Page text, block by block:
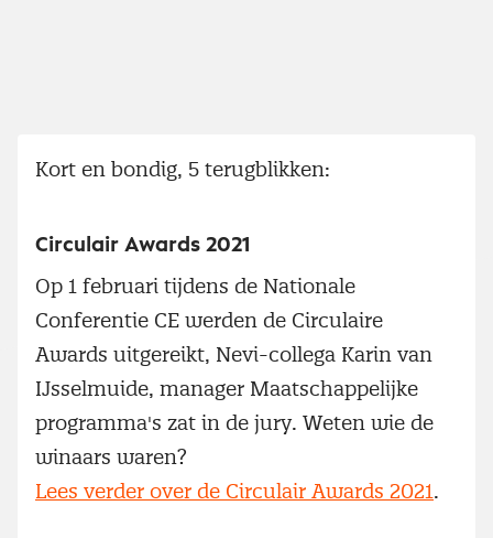
Kort en bondig, 5 terugblikken:
Circulair Awards 2021
Op 1 februari tijdens de Nationale
Conferentie CE werden de Circulaire
Awards uitgereikt, Nevi-collega Karin van
IJsselmuide, manager Maatschappelijke
programma's zat in de jury. Weten wie de
winaars waren?
Lees verder over de Circulair Awards 2021.